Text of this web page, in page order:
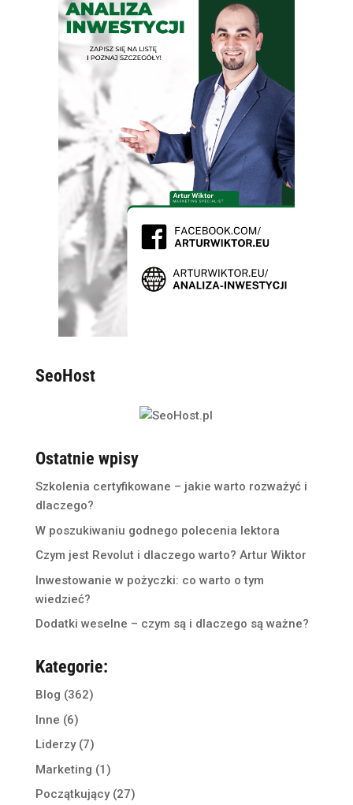
SeoHost
Ostatnie wpisy
Szkolenia certyfikowane – jakie warto rozważyć i
dlaczego?
W poszukiwaniu godnego polecenia lektora
Czym jest Revolut i dlaczego warto? Artur Wiktor
Inwestowanie w pożyczki: co warto o tym
wiedzieć?
Dodatki weselne – czym są i dlaczego są ważne?
Kategorie:
Blog (362)
Inne (6)
Liderzy(7)
Marketing (1)
Początkujący(27)